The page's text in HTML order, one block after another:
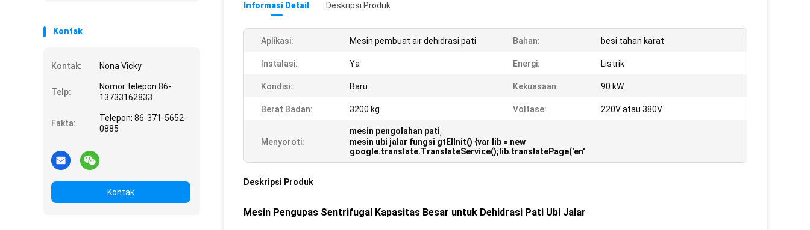
Kontak
Kontak: Nona Vicky
Telp:
Nomor telepon 86-
13733162833
Fakta:
Telepon: 86-371-5652-
0885
Kontak
Informasi Detail Deskripsi Produk
Aplikasi: Mesin pembuat air dehidrasi pati Bahan: besi tahan karat
Instalasi: Ya Energi: Listrik
Kondisi: Baru Kekuasaan: 90 kW
Berat Badan: 3200 kg Voltase: 220V atau 380V
Menyoroti:
mesin pengolahan pati,
mesin ubi jalar fungsi gtElInit() {var lib = new
google.translate.TranslateService();lib.translatePage('en'
Deskripsi Produk
Mesin Pengupas Sentrifugal Kapasitas Besar untuk Dehidrasi Pati Ubi Jalar